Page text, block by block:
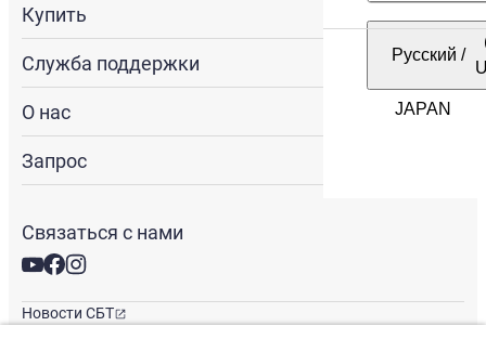
Русский /
Купить
Служба поддержки
О нас
Запрос
Связаться с нами
Новости СБТ